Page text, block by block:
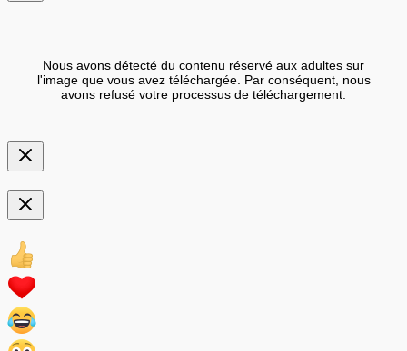
Nous avons détecté du contenu réservé aux adultes sur
l'image que vous avez téléchargée. Par conséquent, nous
avons refusé votre processus de téléchargement.